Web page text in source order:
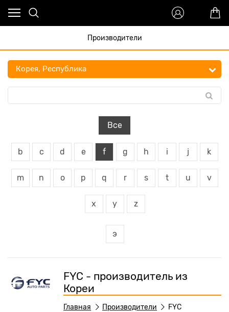
Производители
Все
b c d e f g h i j k
m n o p q r s t u v
x y z
э
FYC - производитель из
Кореи
Главная Производители FYC